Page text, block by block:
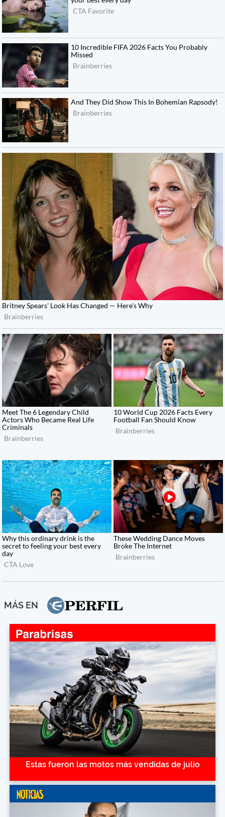
MÁS EN
Estas fueron las motos más vendidas de julio